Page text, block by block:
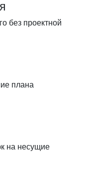
без проектной
плана
на несущие